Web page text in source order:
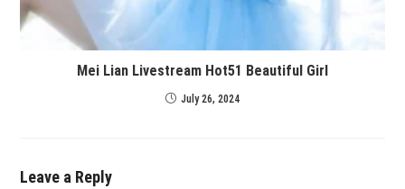
Mei Lian Livestream Hot51 Beautiful Girl
July 26, 2024
Leave a Reply